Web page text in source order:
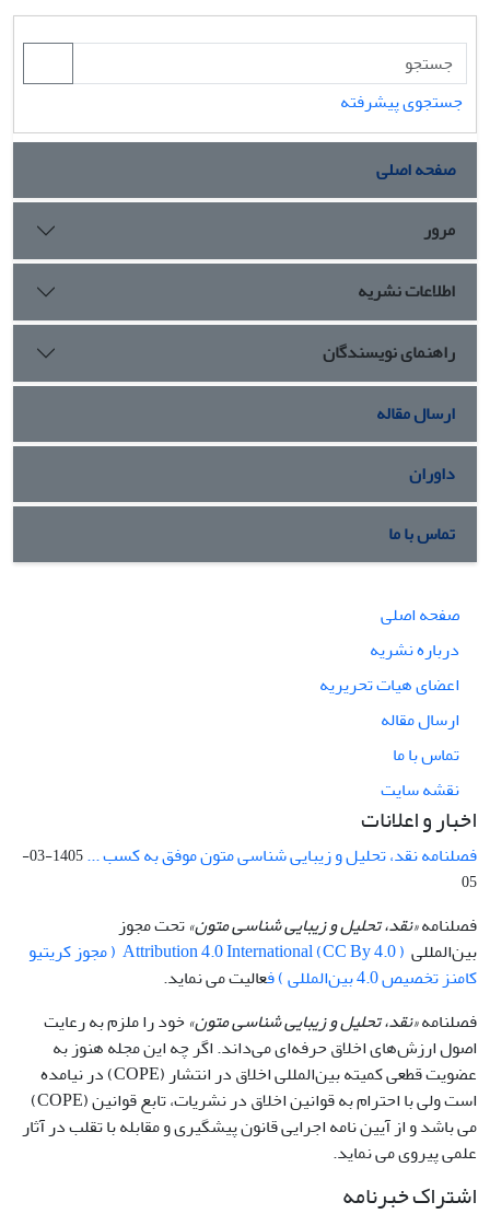
جستجوی پیشرفته
صفحه اصلی
مرور
اطلاعات نشریه
راهنمای نویسندگان
ارسال مقاله
داوران
تماس با ما
صفحه اصلی
درباره نشریه
اعضای هیات تحریریه
ارسال مقاله
تماس با ما
نقشه سایت
اخبار و اعلانات
فصلنامه نقد، تحلیل و زیبایی شناسی متون موفق به کسب ...
1405-03-
05
فصلنامه«نقد، تحلیل و زیبایی شناسی متون»تحت مجوز
بین‌المللی
Attribution 4.0 International (CC By 4.0 ) ( مجوز کریتیو
کامنز تخصیص 4.0 بین‌المللی ) ف
عالیت می نماید.
فصلنامه«نقد، تحلیل و زیبایی شناسی متون»خود را ملزم به رعایت
اصول ارزش‌های اخلاق حرفه‌ای می‌داند. اگر چه این مجله هنوز به
عضویت قطعی کمیته بین‌المللی اخلاق در انتشار (COPE) در نیامده
است ولی با احترام به قوانین اخلاق در نشریات، تابع قوانین (COPE)
می باشد و از آیین نامه اجرایی قانون پیشگیری و مقابله با تقلب در آثار
علمی پیروی می نماید.
اشتراک خبرنامه